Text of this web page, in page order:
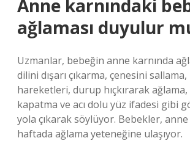
Anne karnındaki
ağlaması duyulur
Uzmanlar, bebeğin anne karnında
dilini dışarı çıkarma, çenesini
hareketleri, durup hıçkırarak ağlama,
kapatma ve acı dolu yüz ifadesi gibi
yola çıkarak söylüyor. Bebekler, anne
haftada ağlama yeteneğine ulaşıyor.